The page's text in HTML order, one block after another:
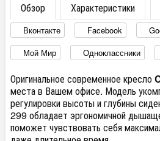
Обзор Характеристики
Вконтакте Facebook
Мой Мир
Одноклассники
Оригинальное современное кресло
места в Вашем офисе. Модель
регулировки высоты и глубины
299 обладает эргономичной
поможет чувствовать себя